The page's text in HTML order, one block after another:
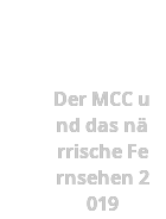
Der MCC u
nd das nä
rrische Fe
rnsehen 2
019